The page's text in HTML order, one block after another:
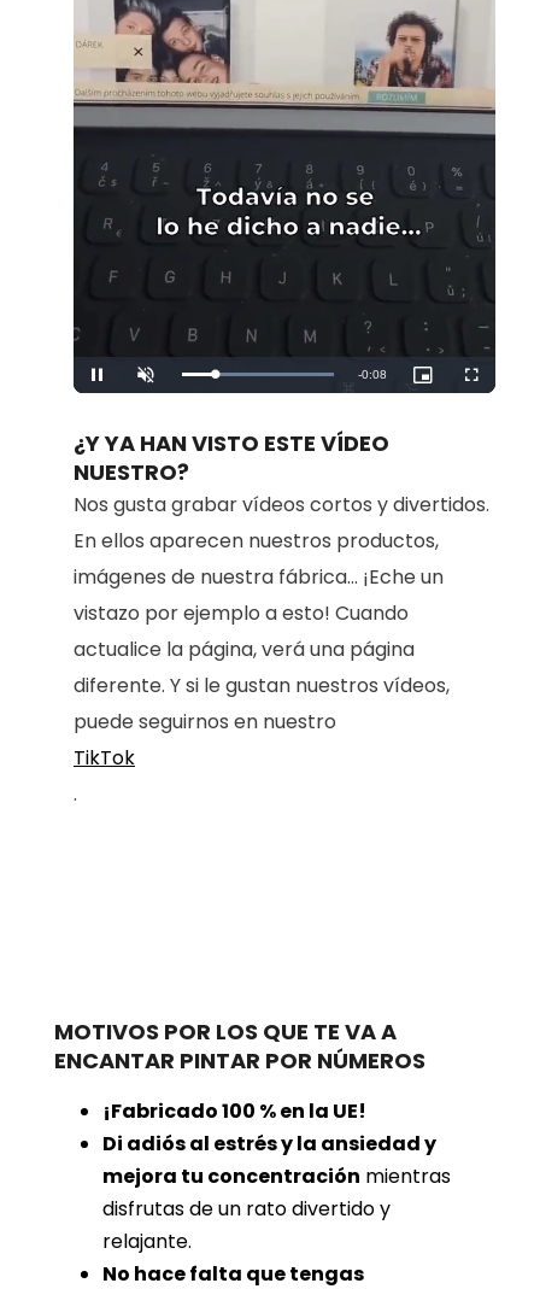
Pause Unmute Loaded:
Remaining
-0:08
Picture-
in-
Fullscreen
¿Y YA HAN VISTO ESTE VÍDEO
NUESTRO?
Nos gusta grabar vídeos cortos y divertidos.
En ellos aparecen nuestros productos,
imágenes de nuestra fábrica... ¡Eche un
vistazo por ejemplo a esto! Cuando
actualice la página, verá una página
diferente. Y si le gustan nuestros vídeos,
puede seguirnos en nuestro
TikTok
.
MOTIVOS POR LOS QUE TE VA A
ENCANTAR PINTAR POR NÚMEROS
¡Fabricado 100 % en la UE!
Di adiós al estrés y la ansiedad y
mejora tu concentración mientras
disfrutas de un rato divertido y
relajante.
No hace falta que tengas